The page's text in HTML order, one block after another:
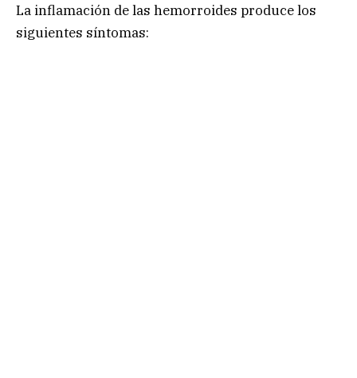
La inflamación de las hemorroides produce los
siguientes síntomas: